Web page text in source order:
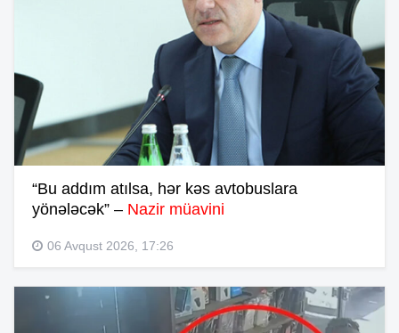
“Bu addım atılsa, hər kəs avtobuslara
yönələcək” – Nazir müavini
06 Avqust 2026, 17:26